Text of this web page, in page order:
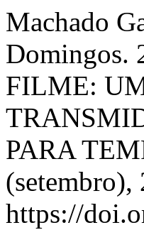
Machado
Domingos.
FILME:
PARA
(setembro),
https://